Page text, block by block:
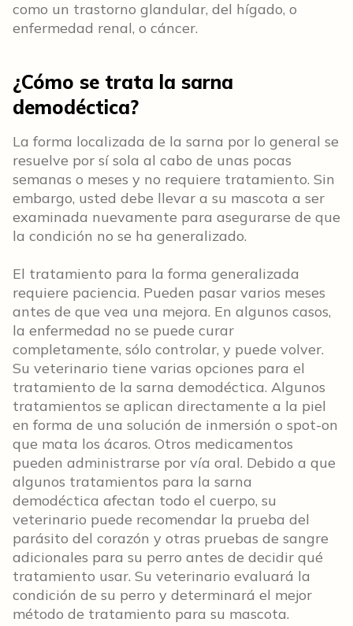
como un trastorno glandular, del hígado, o
enfermedad renal, o cáncer.
¿Cómo se trata la sarna
demodéctica?
La forma localizada de la sarna por lo general se
resuelve por sí sola al cabo de unas pocas
semanas o meses y no requiere tratamiento. Sin
embargo, usted debe llevar a su mascota a ser
examinada nuevamente para asegurarse de que
la condición no se ha generalizado.
El tratamiento para la forma generalizada
requiere paciencia. Pueden pasar varios meses
antes de que vea una mejora. En algunos casos,
la enfermedad no se puede curar
completamente, sólo controlar, y puede volver.
Su veterinario tiene varias opciones para el
tratamiento de la sarna demodéctica. Algunos
tratamientos se aplican directamente a la piel
en forma de una solución de inmersión o spot-on
que mata los ácaros. Otros medicamentos
pueden administrarse por vía oral. Debido a que
algunos tratamientos para la sarna
demodéctica afectan todo el cuerpo, su
veterinario puede recomendar la prueba del
parásito del corazón y otras pruebas de sangre
adicionales para su perro antes de decidir qué
tratamiento usar. Su veterinario evaluará la
condición de su perro y determinará el mejor
método de tratamiento para su mascota.